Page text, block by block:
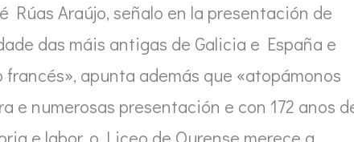
Rúas Araújo, señalo en la presentación de
das máis antigas de Galicia e España e
apunta además que «atopámonos
e numerosas presentación e con 172 anos